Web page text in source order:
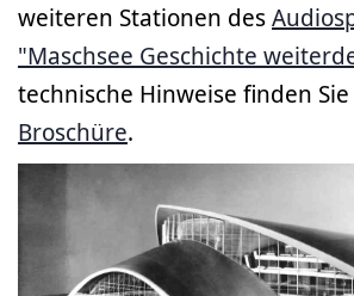
weiteren Stationen des
"Maschsee Geschichte
technische Hinweise finden
Broschüre.